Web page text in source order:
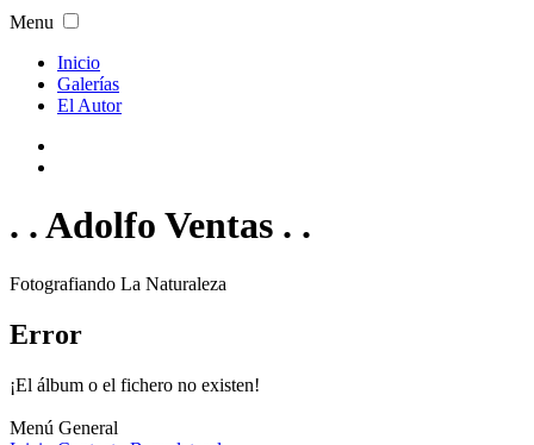
Menu
Inicio
Galerías
El Autor
. . Adolfo Ventas . .
Fotografiando La Naturaleza
Error
¡El álbum o el fichero no existen!
Menú General